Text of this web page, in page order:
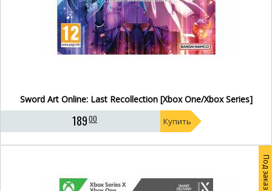
Sword Art Online: Last Recollection [Xbox One/Xbox Series]
18900 Купить
Под заказ